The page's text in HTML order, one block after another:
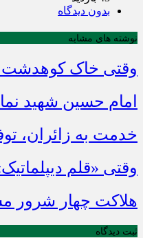
بدون دیدگاه
نوشته های مشابه
وقتی خاک کوهدشت
امام حسین شهید
خدمت به زائران،
وقتی «قلم
هلاکت چهار شرور مسلح وکشف
ثبت دیدگاه